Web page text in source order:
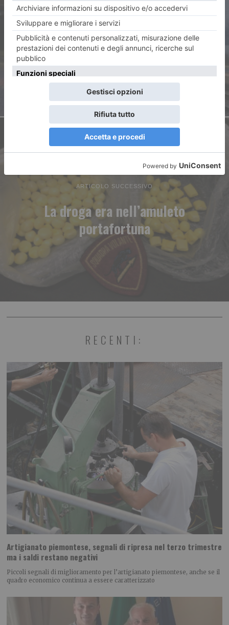
ARTICOLO PRECEDENTE
Treni e bus potenziati per
l’inizio dell’anno scolastico
ARTICOLO SUCCESSIVO
La droga era nell’amuleto
portafortuna
RECENTI:
Artigianato piemontese, segnali di ripresa nel terzo trimestre
ma i saldi restano negativi
Piccoli segnali di miglioramento per l’artigianato piemontese, anche se il
quadro economico continua a essere caratterizzato